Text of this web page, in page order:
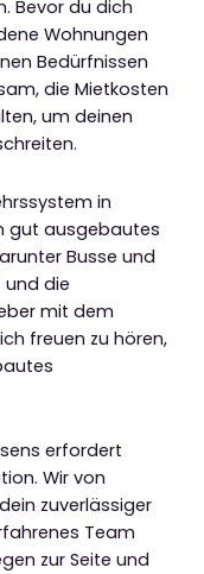
Bevor du dich
Wohnungen
Bedürfnissen
die Mietkosten
um deinen
in
gut ausgebautes
Busse und
und die
mit dem
freuen zu hören,
erfordert
Wir von
zuverlässiger
Team
zur Seite und